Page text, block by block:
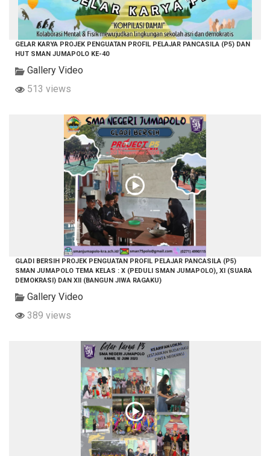
GELAR KARYA PROJEK PENGUATAN PROFIL PELAJAR PANCASILA (P5) DAN
HUT SMAN JUMAPOLO KE-40
Gallery Video
513 views
GLADI BERSIH PROJEK PENGUATAN PROFIL PELAJAR PANCASILA (P5)
SMAN JUMAPOLO TEMA KELAS : X (PEDULI SMAN JUMAPOLO), XI (SUARA
DEMOKRASI) DAN XII (BANGUN JIWA RAGAKU)
Gallery Video
389 views